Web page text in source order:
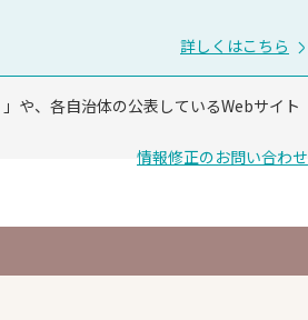
詳しくはこちら
や、各自治体の公表しているWebサイト
情報修正のお問い合わせ